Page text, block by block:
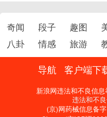
奇闻 段子 趣图
八卦
情感 旅游
导航 客户端下
新浪网违法和不良信
违法和不
(京)网药械信息备